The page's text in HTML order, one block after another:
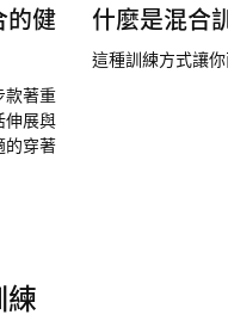
的健
款著重
伸展與
的穿著
什麼是混合
這種訓練方式讓